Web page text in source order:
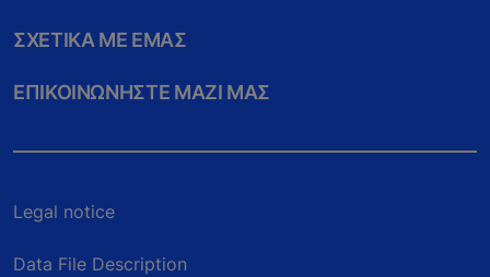
ΣΧΕΤΙΚA ΜΕ ΕΜAΣ
ΕΠΙΚΟΙΝΩΝHΣΤΕ ΜΑΖI ΜΑΣ
Legal notice
Data File Description